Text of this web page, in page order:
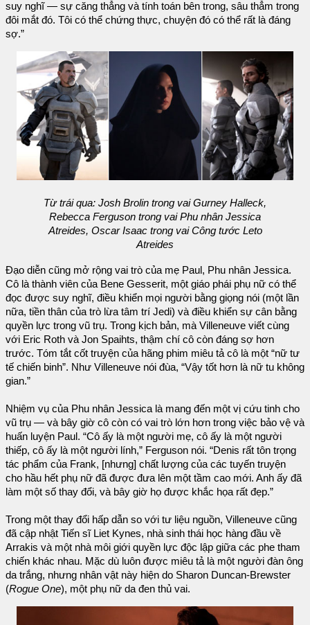
suy nghĩ — sự căng thẳng và tính toán bên trong, sâu thẳm trong
đôi mắt đó. Tôi có thể chứng thực, chuyện đó có thể rất là đáng
sợ.”
Từ trái qua: Josh Brolin trong vai Gurney Halleck,
Rebecca Ferguson trong vai Phu nhân Jessica
Atreides, Oscar Isaac trong vai Công tước Leto
Atreides
Đạo diễn cũng mở rộng vai trò của mẹ Paul, Phu nhân Jessica.
Cô là thành viên của Bene Gesserit, một giáo phái phụ nữ có thể
đọc được suy nghĩ, điều khiển mọi người bằng giọng nói (một lần
nữa, tiền thân của trò lừa tâm trí Jedi) và điều khiển sự cân bằng
quyền lực trong vũ trụ. Trong kịch bản, mà Villeneuve viết cùng
với Eric Roth và Jon Spaihts, thậm chí cô còn đáng sợ hơn
trước. Tóm tắt cốt truyện của hãng phim miêu tả cô là một “nữ tư
tế chiến binh”. Như Villeneuve nói đùa, “Vậy tốt hơn là nữ tu không
gian.”
Nhiệm vụ của Phu nhân Jessica là mang đến một vị cứu tinh cho
vũ trụ — và bây giờ cô còn có vai trò lớn hơn trong việc bảo vệ và
huấn luyện Paul. “Cô ấy là một người mẹ, cô ấy là một người
thiếp, cô ấy là một người lính,” Ferguson nói. “Denis rất tôn trọng
tác phẩm của Frank, [nhưng] chất lượng của các tuyến truyện
cho hầu hết phụ nữ đã được đưa lên một tầm cao mới. Anh ấy đã
làm một số thay đổi, và bây giờ họ được khắc họa rất đẹp.”
Trong một thay đổi hấp dẫn so với tư liệu nguồn, Villeneuve cũng
đã cập nhật Tiến sĩ Liet Kynes, nhà sinh thái học hàng đầu về
Arrakis và một nhà môi giới quyền lực độc lập giữa các phe tham
chiến khác nhau. Mặc dù luôn được miêu tả là một người đàn ông
da trắng, nhưng nhân vật này hiện do Sharon Duncan-Brewster
(Rogue One), một phụ nữ da đen thủ vai.